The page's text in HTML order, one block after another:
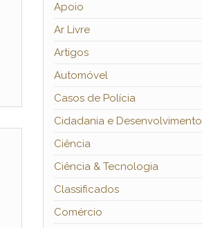
Apoio
Ar Livre
Artigos
Automóvel
Casos de Polícia
Cidadania e Desenvolvimento
Ciência
Ciência & Tecnologia
Classificados
Comércio